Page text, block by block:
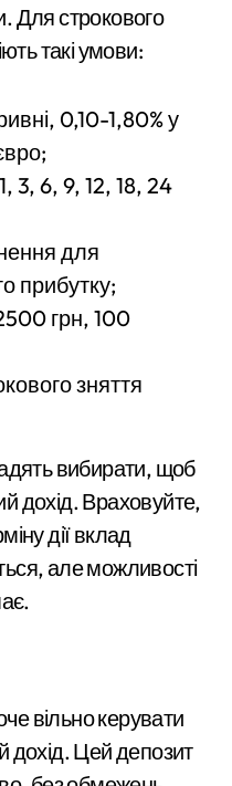
Для строкового
такі умови:
0,10-1,80% у
3, 6, 9, 12, 18, 24
для
прибутку;
грн, 100
зняття
вибирати, щоб
дохід. Враховуйте,
дії вклад
але можливості
вільно керувати
дохід. Цей депозит